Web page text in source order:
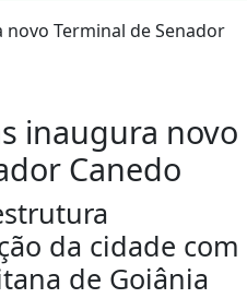
inaugura novo
Canedo
da cidade com
de Goiânia